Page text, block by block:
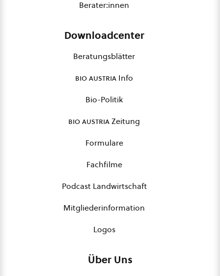
Berater:innen
Downloadcenter
Beratungsblätter
bio austria Info
Bio-Politik
bio austriaZeitung
Formulare
Fachfilme
Podcast Landwirtschaft
Mitgliederinformation
Logos
Über Uns